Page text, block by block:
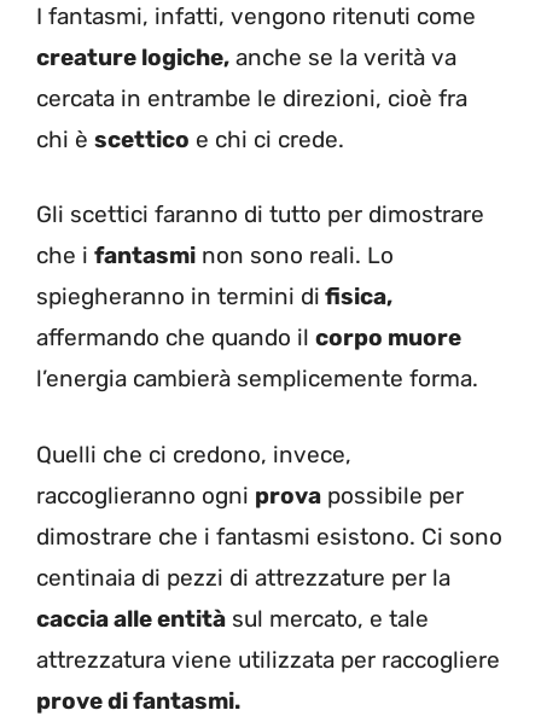
I fantasmi, infatti, vengono ritenuti come
creature logiche, anche se la verità va
cercata in entrambe le direzioni, cioè fra
chi è scettico e chi ci crede.
Gli scettici faranno di tutto per dimostrare
che i fantasmi non sono reali. Lo
spiegheranno in termini di fisica,
affermando che quando il corpo muore
l’energia cambierà semplicemente forma.
Quelli che ci credono, invece,
raccoglieranno ogni prova possibile per
dimostrare che i fantasmi esistono. Ci sono
centinaia di pezzi di attrezzature per la
caccia alle entità sul mercato, e tale
attrezzatura viene utilizzata per raccogliere
prove di fantasmi.